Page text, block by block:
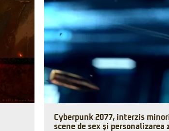
Cyberpunk 2077, interzis
scene de sex şi